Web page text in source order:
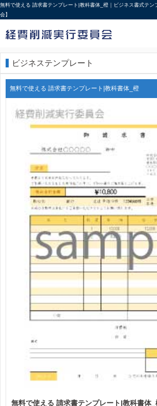
無料で使える 請求書テンプレート|教科書体_橙｜ビジネス書式テン
会】
ビジネステンプレート
無料で使える 請求書テンプレート|教科書体_橙
無料で使える 請求書テンプレート|教科書体_